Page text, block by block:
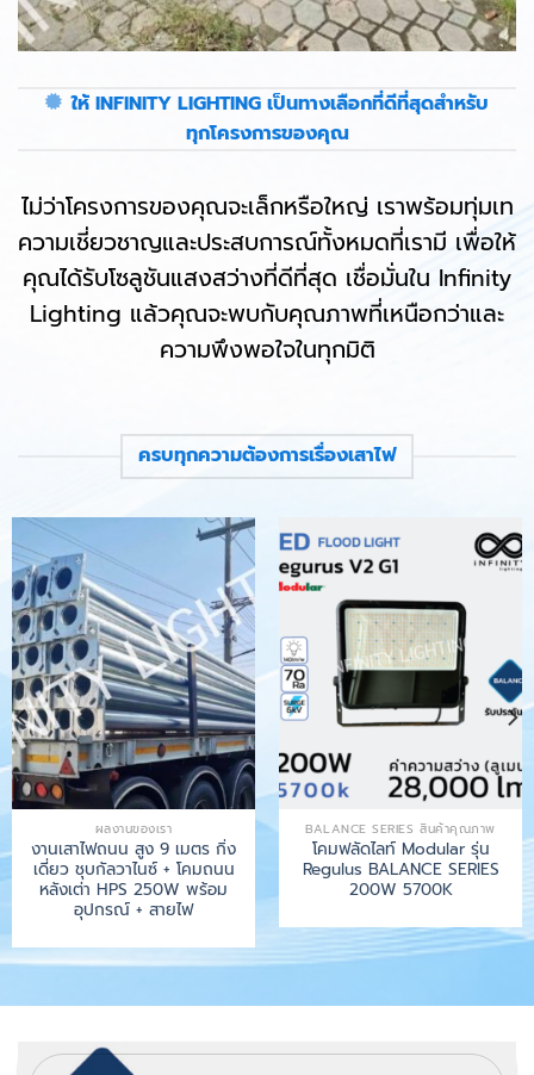
ให้ INFINITY LIGHTING เป็นทางเลือกที่ดีที่สุดสำหรับ
ทุกโครงการของคุณ
ไม่ว่าโครงการของคุณจะเล็กหรือใหญ่ เราพร้อมทุ่มเท
ความเชี่ยวชาญและประสบการณ์ทั้งหมดที่เรามี เพื่อให้
คุณได้รับโซลูชันแสงสว่างที่ดีที่สุด เชื่อมั่นใน Infinity
Lighting แล้วคุณจะพบกับคุณภาพที่เหนือกว่าและ
ความพึงพอใจในทุกมิติ
ครบทุกความต้องการเรื่องเสาไฟ
ผลงานของเรา
งานเสาไฟถนน สูง 9 เมตร กิ่ง
เดี่ยว ชุบกัลวาไนซ์ + โคมถนน
หลังเต่า HPS 250W พร้อม
อุปกรณ์ + สายไฟ
BALANCE SERIES สินค้าคุณภาพ
โคมฟลัดไลท์ Modular รุ่น
Regulus BALANCE SERIES
200W 5700K